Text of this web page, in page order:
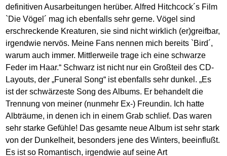
definitiven Ausarbeitungen herüber. Alfred Hitchcock´s Film
`Die Vögel´ mag ich ebenfalls sehr gerne. Vögel sind
erschreckende Kreaturen, sie sind nicht wirklich (er)greifbar,
irgendwie nervös. Meine Fans nennen mich bereits `Bird´,
warum auch immer. Mittlerweile trage ich eine schwarze
Feder im Haar.“ Schwarz ist nicht nur ein Großteil des CD-
Layouts, der „Funeral Song“ ist ebenfalls sehr dunkel. „Es
ist der schwärzeste Song des Albums. Er behandelt die
Trennung von meiner (nunmehr Ex-) Freundin. Ich hatte
Albträume, in denen ich in einem Grab schlief. Das waren
sehr starke Gefühle! Das gesamte neue Album ist sehr stark
von der Dunkelheit, besonders jene des Winters, beeinflußt.
Es ist so Romantisch, irgendwie auf seine Art